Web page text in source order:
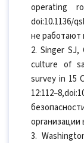
operating
doi:10.1136/
не работают
2. Singer
culture of
survey in 15
3.